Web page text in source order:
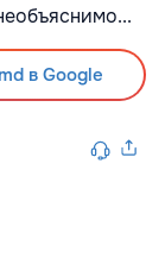
в Google